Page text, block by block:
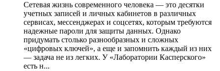
Сетевая жизнь современного человека — это десятки
учетных записей и личных кабинетов в различных
сервисах, мессенджерах и соцсетях, которым требуются
надежные пароли для защиты данных. Однако
придумать столько разнообразных и сложных
«цифровых ключей», а еще и запомнить каждый из них
— задача не из легких. У «Лаборатории Касперского»
есть н...